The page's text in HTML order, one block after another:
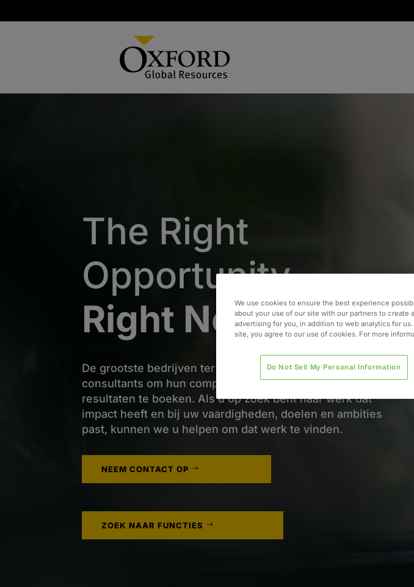
The Right
Opportunity.
Right Now.
De grootste bedrijven ter wereld vertrouwen op onze
consultants om hun complexe uitdagingen op te lossen en
resultaten te boeken. Als u op zoek bent naar werk dat
impact heeft en bij uw vaardigheden, doelen en ambities
past, kunnen we u helpen om dat werk te vinden.
NEEM CONTACT OP
ZOEK NAAR FUNCTIES
We use cookies to ensure the best experience
about your use of our site with our partners to create
advertising for you, in addition to web analytics for
site, you agree to our use of cookies. For more
Do Not Sell My Personal Information